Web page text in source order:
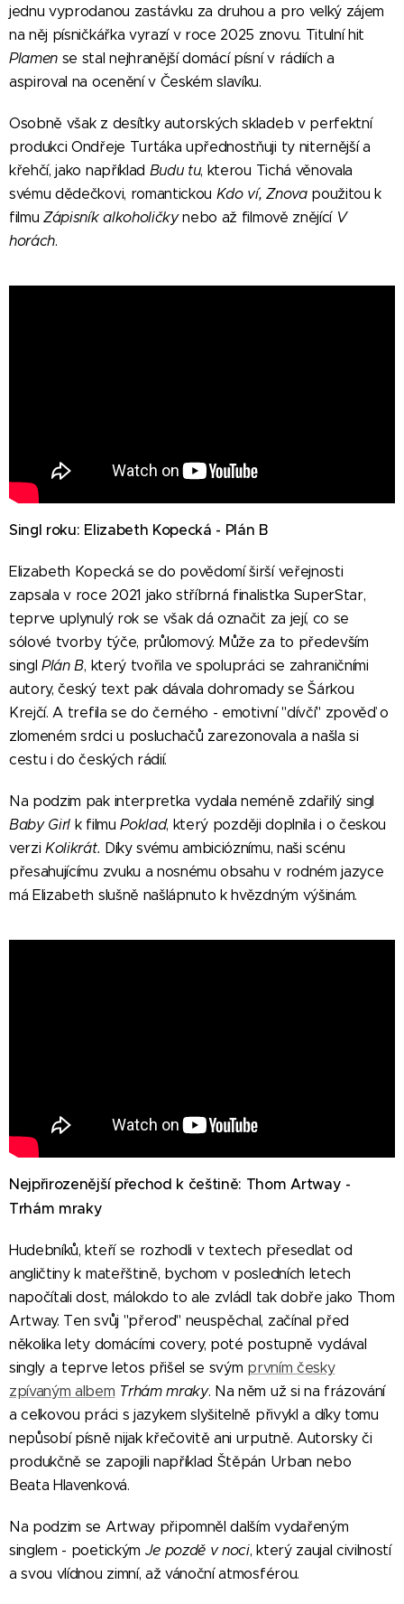
jednu vyprodanou zastávku za druhou a pro velký zájem
na něj písničkářka vyrazí v roce 2025 znovu. Titulní hit
Plamen se stal nejhranější domácí písní v rádiích a
aspiroval na ocenění v Českém slavíku.
Osobně však z desítky autorských skladeb v perfektní
produkci Ondřeje Turtáka upřednostňuji ty niternější a
křehčí, jako například Budu tu, kterou Tichá věnovala
svému dědečkovi, romantickou Kdo ví, Znova použitou k
filmu Zápisník alkoholičkynebo až filmově znějící V
horách.
Singl roku: Elizabeth Kopecká - Plán B
Elizabeth Kopecká se do povědomí širší veřejnosti
zapsala v roce 2021 jako stříbrná finalistka SuperStar,
teprve uplynulý rok se však dá označit za její, co se
sólové tvorby týče, průlomový. Může za to především
singlPlán B, který tvořila ve spolupráci se zahraničními
autory, český text pak dávala dohromady se Šárkou
Krejčí. A trefila se do černého - emotivní "dívčí" zpověď o
zlomeném srdci u posluchačů zarezonovala a našla si
cestu i do českých rádií.
Na podzim pak interpretka vydala neméně zdařilý singl
Baby Girl k filmuPoklad, který později doplnila i o českou
verziKolikrát. Díky svému ambicióznímu, naši scénu
přesahujícímu zvuku a nosnému obsahu v rodném jazyce
má Elizabeth slušně našlápnuto k hvězdným výšinám.
Nejpřirozenější přechod k češtině: Thom Artway -
Trhám mraky
Hudebníků, kteří se rozhodli v textech přesedlat od
angličtiny k mateřštině, bychom v posledních letech
napočítali dost, málokdo to ale zvládl tak dobře jako Thom
Artway. Ten svůj "přerod" neuspěchal, začínal před
několika lety domácími covery, poté postupně vydával
singly a teprve letos přišel se svým prvním česky
zpívaným albem Trhám mraky. Na něm už si na frázování
a celkovou práci s jazykem slyšitelně přivykl a díky tomu
nepůsobí písně nijak křečovitě ani urputně. Autorsky či
produkčně se zapojili například Štěpán Urban nebo
Beata Hlavenková.
Na podzim se Artway připomněl dalším vydařeným
singlem - poetickým Je pozdě v noci, který zaujal civilností
a svou vlídnou zimní, až vánoční atmosférou.